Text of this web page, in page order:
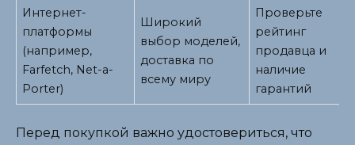
Интернет-
платформы
(например,
Farfetch, Net-a-
Porter)
Широкий
выбор моделей,
доставка по
всему миру
Проверьте
рейтинг
продавца и
наличие
гарантий
Перед покупкой важно удостовериться, что